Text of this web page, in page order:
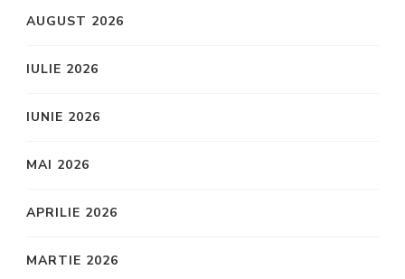
AUGUST 2026
IULIE 2026
IUNIE 2026
MAI 2026
APRILIE 2026
MARTIE 2026